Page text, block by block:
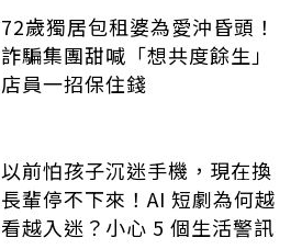
72歲獨居包租婆為愛沖昏頭！
詐騙集團甜喊「想共度餘生」
店員一招保住錢
以前怕孩子沉迷手機，現在換
長輩停不下來！AI 短劇為何越
看越入迷？小心 5 個生活警訊